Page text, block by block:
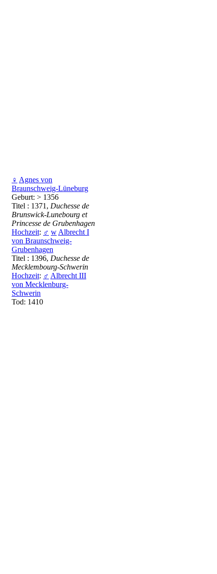
♀ Agnes von
Braunschweig-Lüneburg
Geburt: > 1356
Titel : 1371, Duchesse de
Brunswick-Lunebourg et
Princesse de Grubenhagen
Hochzeit: ♂ w Albrecht I
von Braunschweig-
Grubenhagen
Titel : 1396, Duchesse de
Mecklembourg-Schwerin
Hochzeit: ♂ Albrecht III
von Mecklenburg-
Schwerin
Tod: 1410